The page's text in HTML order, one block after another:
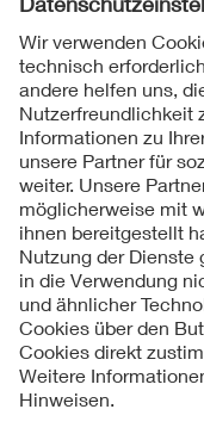
Folgen Sie uns
Kontakte
Service
Impressum
Datenschutzinformationen